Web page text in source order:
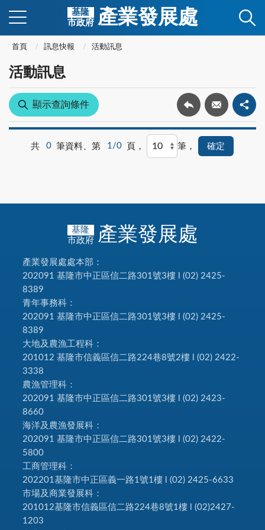
基隆
市政府 產業發展處
首頁 訊息快報 活動訊息
活動訊息
顯示查詢條件
共 0 筆資料、第 1/0 頁， 筆，
基隆
市政府 產業發展處
產業發展處處本部：
202091 基隆市中正區信二路301號3樓 l (02) 2425-
8389
青年事務科：
202091 基隆市中正區信二路301號3樓 l (02) 2425-
8389
大地及農漁工程科：
201012 基隆市信義區信二路224巷8號2樓 l (02) 2422-
3338
農漁管理科：
202091 基隆市中正區信二路301號3樓 l (02) 2423-
8660
海洋及農漁發展科：
202091 基隆市中正區信二路301號3樓 l (02) 2422-
5800
工商管理科：
202201基隆市中正區義一路1號1樓 l (02) 2425-6633
市場及商業發展科：
201012基隆市信義區信二路224巷8號1樓 l (02)2427-
1203